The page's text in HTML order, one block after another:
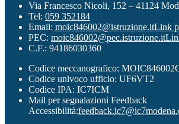
Via Francesco Nicoli, 152 – 41124
Tel: 059 352184
Email: moic846002@istruzione.itLink
PEC: moic846002@pec.istruzione.it
C.F.: 94186030360
Codice meccanografico:
Codice univoco ufficio: UF6VT2
Codice IPA: IC7ICM
Mail per segnalazioni Feedback
Accessibilità: